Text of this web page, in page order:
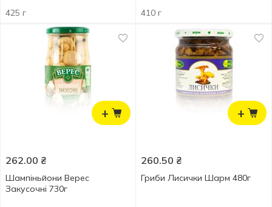
425 г 410 г
+
262.00 ₴
Шампіньйони Верес
Закусочні 730г
+
260.50 ₴
Гриби Лисички Шарм 480г